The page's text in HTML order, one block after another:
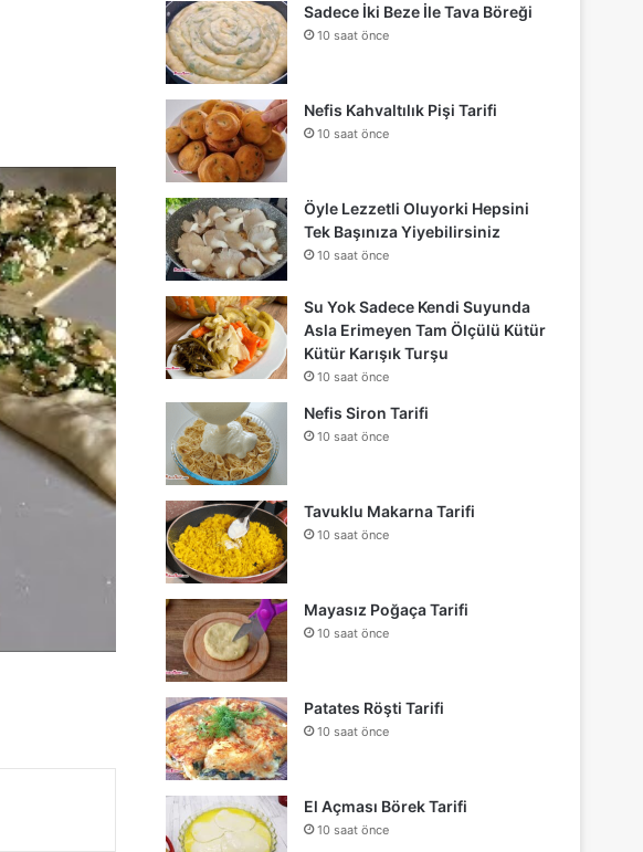
Sadece İki Beze İle Tava Böreği
10 saat önce
Nefis Kahvaltılık Pişi Tarifi
10 saat önce
Öyle Lezzetli Oluyorki Hepsini
Tek Başınıza Yiyebilirsiniz
10 saat önce
Su Yok Sadece Kendi Suyunda
Asla Erimeyen Tam Ölçülü Kütür
Kütür Karışık Turşu
10 saat önce
Nefis Siron Tarifi
10 saat önce
Tavuklu Makarna Tarifi
10 saat önce
Mayasız Poğaça Tarifi
10 saat önce
Patates Röşti Tarifi
10 saat önce
El Açması Börek Tarifi
10 saat önce